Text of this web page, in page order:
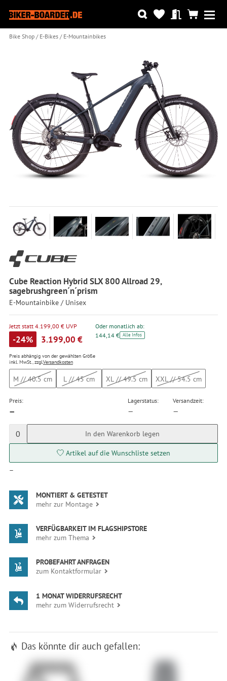
Bike Shop E-Bikes E-Mountainbikes
Cube Reaction Hybrid SLX 800 Allroad 29,
sagebrushgreen´n´prism
E-Mountainbike / Unisex
Jetzt statt 4.199,00 € UVP
-24% 3.199,00 €
Preis abhängig von der gewählten Größe
inkl. MwSt., zzgl.Versandkosten
Oder monatlich ab:
144,14 € Alle Infos
M // 40.5 cm L // 45 cm XL // 49.5 cm XXL // 54.5 cm
Preis:
—
Lagerstatus:
—
Versandzeit:
—
0 In den Warenkorb legen
Artikel auf die Wunschliste setzen
—
MONTIERT & GETESTET
mehr zur Montage
VERFÜGBARKEIT IM FLAGSHIPSTORE
mehr zum Thema
PROBEFAHRT ANFRAGEN
zum Kontaktformular
1 MONAT WIDERRUFSRECHT
mehr zum Widerrufsrecht
Das könnte dir auch gefallen: